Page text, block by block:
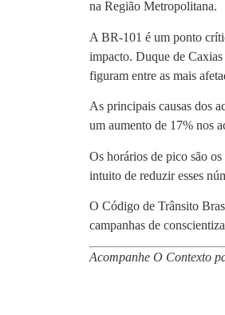
na Região Metropolitana.
A BR-101 é um ponto
impacto. Duque de
figuram entre as mais
As principais causas dos
um aumento de 17% nos
Os horários de pico são
intuito de reduzir esses
O Código de Trânsito
campanhas de
Acompanhe O Contexto